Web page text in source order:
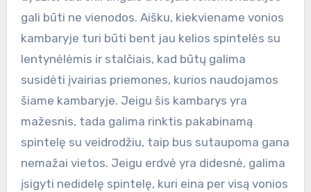
gali būti ne vienodos. Aišku, kiekviename vonios
kambaryje turi būti bent jau kelios spintelės su
lentynėlėmis ir stalčiais, kad būtų galima
susidėti įvairias priemones, kurios naudojamos
šiame kambaryje. Jeigu šis kambarys yra
mažesnis, tada galima rinktis pakabinamą
spintelę su veidrodžiu, taip bus sutaupoma gana
nemažai vietos. Jeigu erdvė yra didesnė, galima
įsigyti nedidelę spintelę, kuri eina per visą vonios